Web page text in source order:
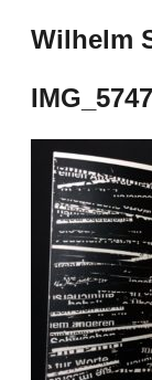
Inhalt
Wilhelm
and
IMG_5747